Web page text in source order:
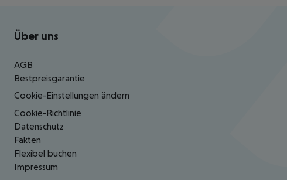
Footer navigation
Über uns
AGB
Bestpreisgarantie
Cookie-Einstellungen ändern
Cookie-Richtlinie
Datenschutz
Fakten
Flexibel buchen
Impressum